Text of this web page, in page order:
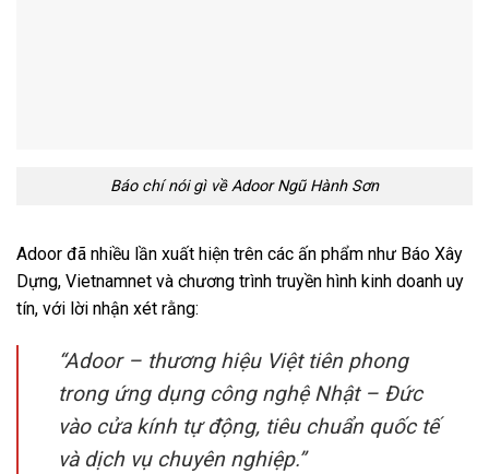
Báo chí nói gì về Adoor Ngũ Hành Sơn
Adoor đã nhiều lần xuất hiện trên các ấn phẩm như Báo Xây
Dựng, Vietnamnet và chương trình truyền hình kinh doanh uy
tín, với lời nhận xét rằng:
“Adoor – thương hiệu Việt tiên phong
trong ứng dụng công nghệ Nhật – Đức
vào cửa kính tự động, tiêu chuẩn quốc tế
và dịch vụ chuyên nghiệp.”